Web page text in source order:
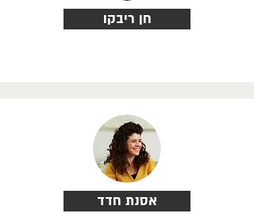
חן ריבקו
אסנת חדד